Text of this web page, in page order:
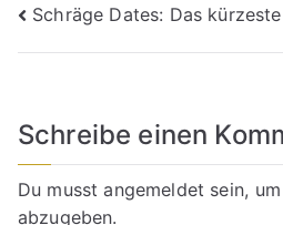
Beitragsnavigation
Schräge Dates: Das
Schreibe einen
Du musstangemeldet sein,
abzugeben.